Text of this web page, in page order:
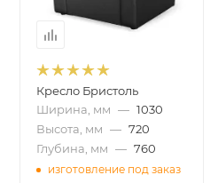
Кресло Бристоль
Ширина, мм — 1030
Высота, мм — 720
Глубина, мм — 760
изготовление под заказ